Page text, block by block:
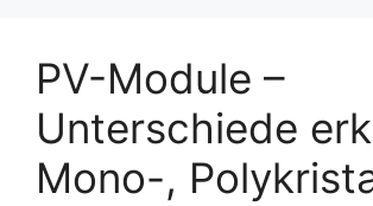
PV-Module –
Unterschiede
Mono-,